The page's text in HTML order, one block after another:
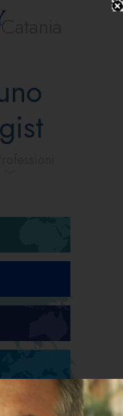
Catania